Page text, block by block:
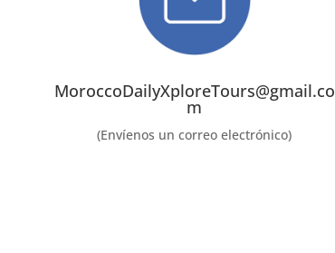
MoroccoDailyXploreTours@gmail.co
m
(Envíenos un correo electrónico)